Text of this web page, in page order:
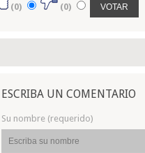
(0) (0)
ESCRIBA UN COMENTARIO
Su nombre (requerido)